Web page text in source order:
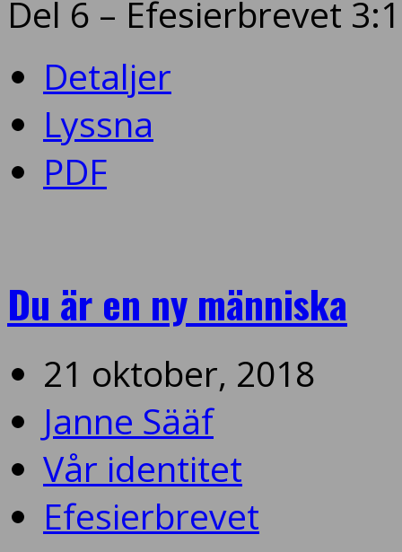
Del 6 – Efesierbrevet
Detaljer
Lyssna
PDF
Du är en ny människa
21 oktober, 2018
Janne Sääf
Vår identitet
Efesierbrevet